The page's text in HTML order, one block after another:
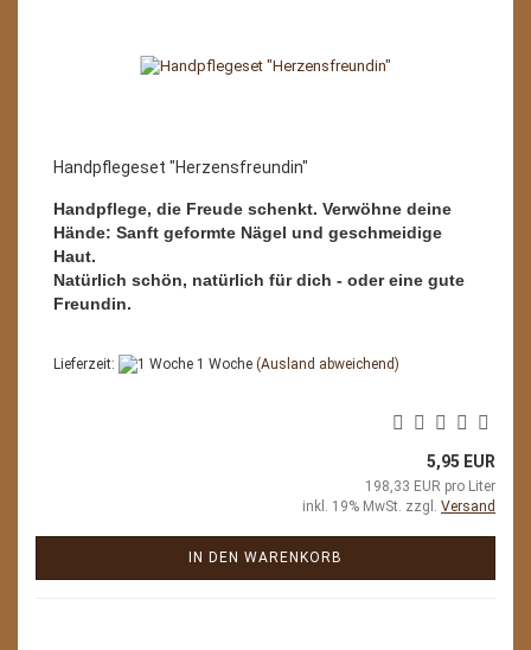
Handpflegeset "Herzensfreundin"
Handpflege, die Freude schenkt. Verwöhne deine
Hände: Sanft geformte Nägel und geschmeidige
Haut.
Natürlich schön, natürlich für dich - oder eine gute
Freundin.
Lieferzeit: 1 Woche (Ausland abweichend)
5,95 EUR
198,33 EUR pro Liter
inkl. 19% MwSt. zzgl. Versand
IN DEN WARENKORB